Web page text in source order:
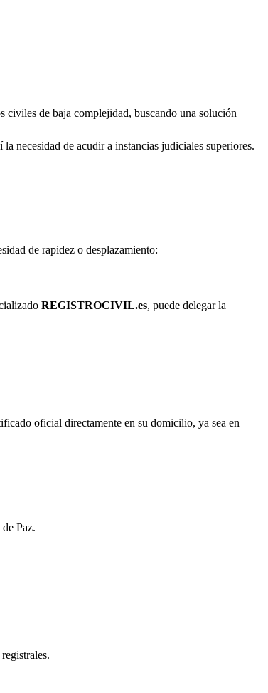
civiles de baja complejidad, buscando una solución
necesidad de acudir a instancias judiciales superiores.
de rapidez o desplazamiento:
REGISTROCIVIL.es, puede delegar la
oficial directamente en su domicilio, ya sea en
Paz.